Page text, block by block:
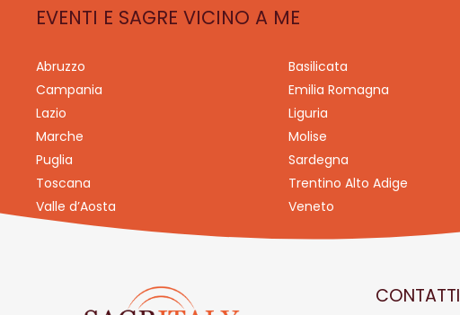
EVENTI E SAGRE VICINO A ME
Abruzzo Basilicata
Campania
Emilia Romagna
Lazio
Liguria
Marche
Molise
Puglia
Sardegna
Toscana
Trentino Alto Adige
Valle d’Aosta
Veneto
CONTATTI